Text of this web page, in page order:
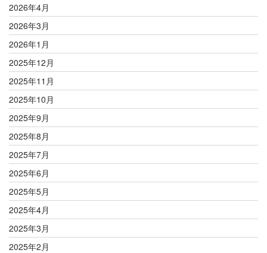
2026年4月
2026年3月
2026年1月
2025年12月
2025年11月
2025年10月
2025年9月
2025年8月
2025年7月
2025年6月
2025年5月
2025年4月
2025年3月
2025年2月